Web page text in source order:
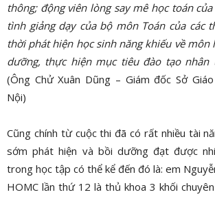
thông; động viên lòng say mê học toán
tình giảng dạy của bộ môn Toán của các
thời phát hiện học sinh năng khiếu về môn
dưỡng, thực hiện mục tiêu đào tạo nhân
(Ông Chử Xuân Dũng – Giám đốc Sở
Nội)
Cũng chính từ cuộc thi đã có rất nhiều tài
sớm phát hiện và bồi dưỡng đạt được
trong học tập có thể kể đến đó là: em
HOMC lần thứ 12 là thủ khoa 3 khối